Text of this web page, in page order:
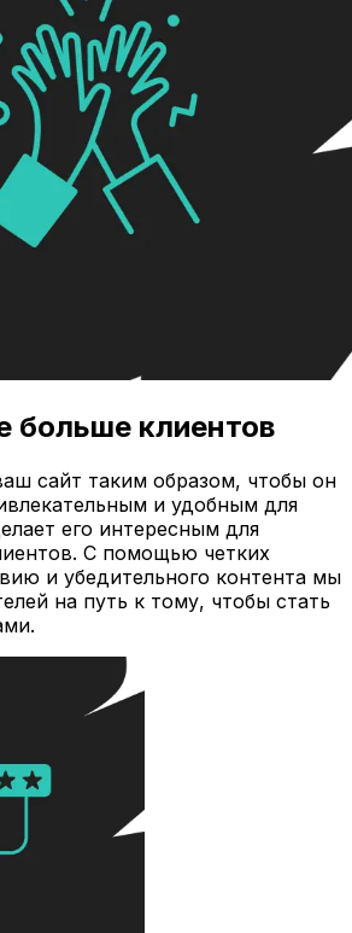
больше клиентов
сайт таким образом, чтобы он
и удобным для
его интересным для
С помощью четких
и убедительного контента мы
на путь к тому, чтобы стать